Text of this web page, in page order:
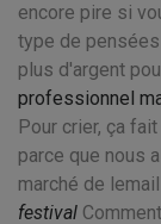
encore pire si
type de
plus d'argent
professionnel
Pour crier, ça
parce que nous
marché de
festival